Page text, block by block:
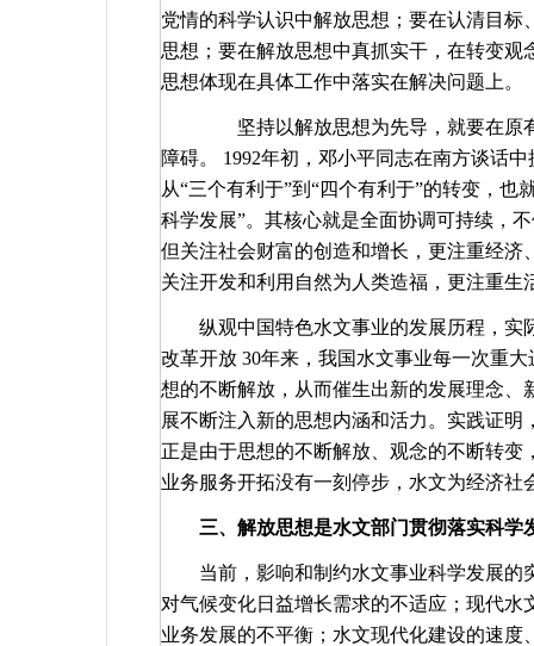
党情的科学认识中解放思想；要在认清目
思想；要在解放思想中真抓实干，在转变
思想体现在具体工作中落实在解决问题上。
坚持以解放思想为先导，就要在原
障碍。 1992年初，邓小平同志在南方谈话
从“三个有利于”到“四个有利于”的转变，也
科学发展”。其核心就是全面协调可持续，
但关注社会财富的创造和增长，更注重经
关注开发和利用自然为人类造福，更注重生
纵观中国特色水文事业的发展历程，
改革开放 30年来，我国水文事业每一次重
想的不断解放，从而催生出新的发展理念
展不断注入新的思想内涵和活力。实践证
正是由于思想的不断解放、观念的不断转
业务服务开拓没有一刻停步，水文为经济
三、解放思想是水文部门贯彻落实科学
当前，影响和制约水文事业科学发展
对气候变化日益增长需求的不适应；现代
业务发展的不平衡；水文现代化建设的速